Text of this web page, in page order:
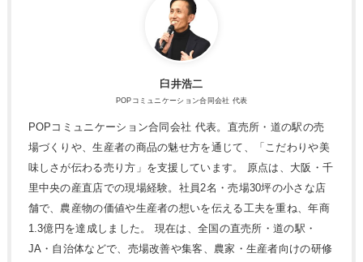
臼井浩二
POPコミュニケーション合同会社 代表
POPコミュニケーション合同会社 代表。直売所・道の駅の売
場づくりや、生産者の商品の魅せ方を通じて、「こだわりや美
味しさが伝わる売り方」を支援しています。 原点は、大阪・千
里中央の産直店での現場経験。社員2名・売場30坪の小さな店
舗で、農産物の価値や生産者の想いを伝える工夫を重ね、年商
1.3億円を達成しました。 現在は、全国の直売所・道の駅・
JA・自治体などで、売場改善や集客、農家・生産者向けの研修